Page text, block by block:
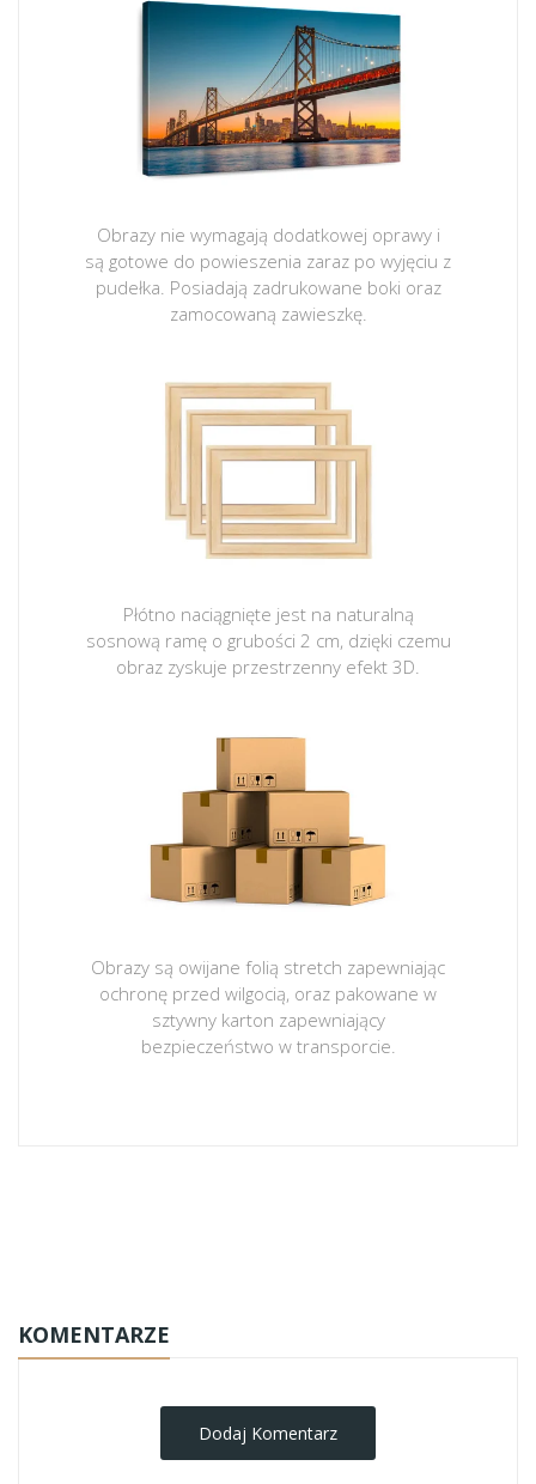
Obrazy nie wymagają dodatkowej oprawy i
są gotowe do powieszenia zaraz po wyjęciu z
pudełka. Posiadają zadrukowane boki oraz
zamocowaną zawieszkę.
Płótno naciągnięte jest na naturalną
sosnową ramę o grubości 2 cm, dzięki czemu
obraz zyskuje przestrzenny efekt 3D.
Obrazy są owijane folią stretch zapewniając
ochronę przed wilgocią, oraz pakowane w
sztywny karton zapewniający
bezpieczeństwo w transporcie.
KOMENTARZE
Dodaj Komentarz